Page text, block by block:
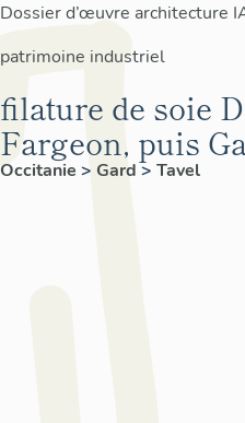
Dossier d’œuvre architecture
patrimoine industriel
filature de soie
Fargeon, puis
Occitanie > Gard> Tavel